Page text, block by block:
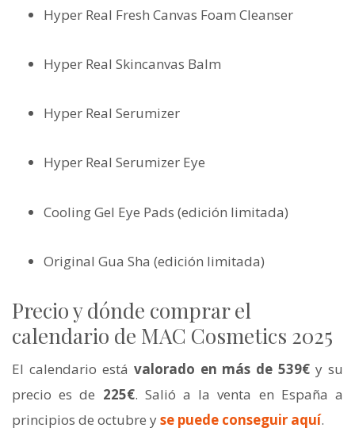
Hyper Real Fresh Canvas Foam Cleanser
Hyper Real Skincanvas Balm
Hyper Real Serumizer
Hyper Real Serumizer Eye
Cooling Gel Eye Pads (edición limitada)
Original Gua Sha (edición limitada)
Precio y dónde comprar el
calendario de MAC Cosmetics 2025
El calendario está valorado en más de 539€ y su
precio es de 225€. Salió a la venta en España a
principios de octubre yse puede conseguir aquí.